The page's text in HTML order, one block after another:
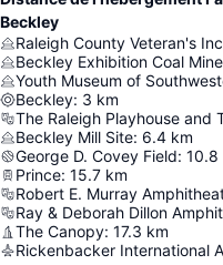
Beckley
Raleigh County Veteran's Inc
Beckley Exhibition Coal Mine
Youth Museum of
Beckley: 3 km
The Raleigh Playhouse and
Beckley Mill Site: 6.4 km
George D. Covey Field: 10.8
Prince: 15.7 km
Robert E. Murray
Ray & Deborah Dillon
The Canopy: 17.3 km
Rickenbacker International